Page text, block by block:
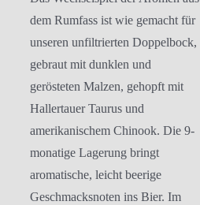
dem Rumfass ist wie gemacht für
unseren unfiltrierten Doppelbock,
gebraut mit dunklen und
gerösteten Malzen, gehopft mit
Hallertauer Taurus und
amerikanischem Chinook. Die 9-
monatige Lagerung bringt
aromatische, leicht beerige
Geschmacksnoten ins Bier. Im